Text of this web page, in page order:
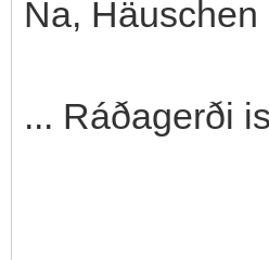
Na,
... Ráðagerði